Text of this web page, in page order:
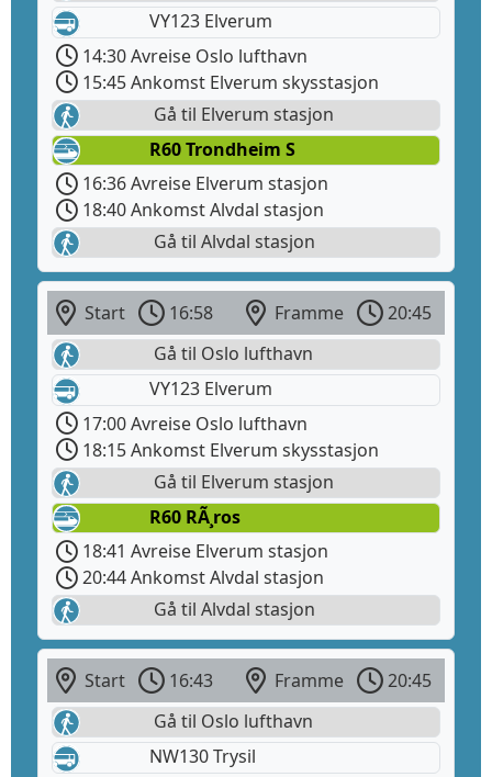
VY123 Elverum
14:30 Avreise Oslo lufthavn
15:45 Ankomst Elverum skysstasjon
Gå til Elverum stasjon
R60 Trondheim S
16:36 Avreise Elverum stasjon
18:40 Ankomst Alvdal stasjon
Gå til Alvdal stasjon
Start 16:58 Framme
20:45
Gå til Oslo lufthavn
VY123 Elverum
17:00 Avreise Oslo lufthavn
18:15 Ankomst Elverum skysstasjon
Gå til Elverum stasjon
R60 RÃ¸ros
18:41 Avreise Elverum stasjon
20:44 Ankomst Alvdal stasjon
Gå til Alvdal stasjon
Start 16:43 Framme
20:45
Gå til Oslo lufthavn
NW130 Trysil